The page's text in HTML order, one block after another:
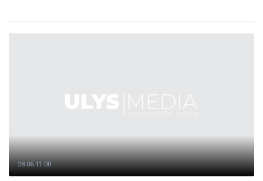
28.06 11:00